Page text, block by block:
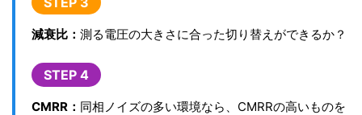
減衰比： 測る電圧の大きさに合った切り替えができるか？
STEP 4
CMRR： 同相ノイズの多い環境なら、CMRRの高いものを